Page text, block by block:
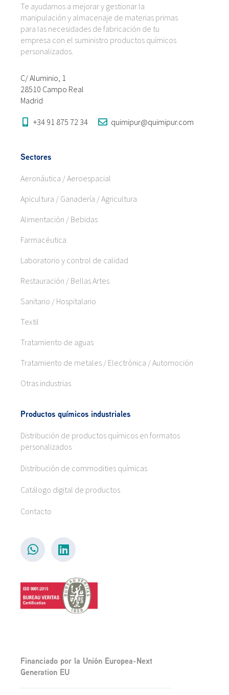
Te ayudamos a mejorar y gestionar la
manipulación y almacenaje de materias primas
para las necesidades de fabricación de tu
empresa con el suministro productos químicos
personalizados.
C/ Aluminio, 1
28510 Campo Real
Madrid
+34 91 875 72 34 quimipur@quimipur.com
Sectores
Aeronáutica / Aeroespacial
Apicultura / Ganadería / Agricultura
Alimentación / Bebidas
Farmacéutica
Laboratorio y control de calidad
Restauración / Bellas Artes
Sanitario / Hospitalario
Textil
Tratamiento de aguas
Tratamiento de metales / Electrónica / Automoción
Otras industrias
Productos químicos industriales
Distribución de productos químicos en formatos
personalizados
Distribución de commodities químicas
Catálogo digital de productos
Contacto
Financiado por la Unión Europea-Next
Generation EU